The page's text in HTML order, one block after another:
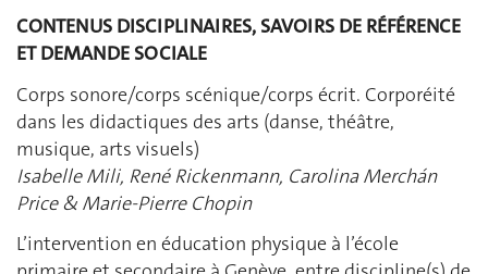
CONTENUS DISCIPLINAIRES, SAVOIRS DE RÉFÉRENCE
ET DEMANDE SOCIALE
Corps sonore/corps scénique/corps écrit. Corporéité
dans les didactiques des arts (danse, théâtre,
musique, arts visuels)
Isabelle Mili, René Rickenmann, Carolina Merchán
Price & Marie-Pierre Chopin
L’intervention en éducation physique à l’école